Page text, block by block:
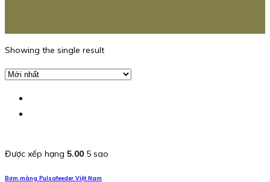
Showing the single result
Được xếp hạng 5.00 5 sao
Bơm màng Pulsafeeder Việt Nam